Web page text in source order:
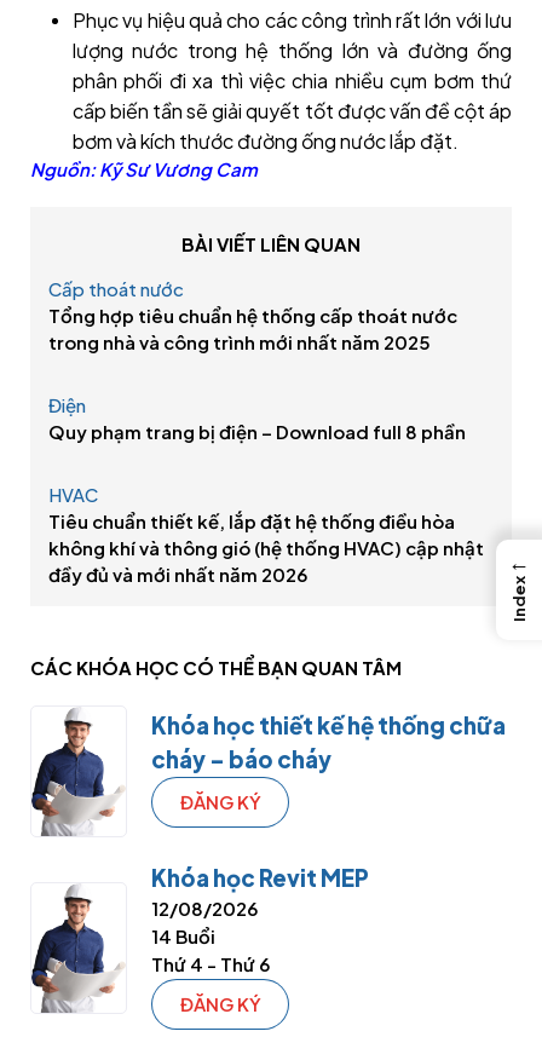
Phục vụ hiệu quả cho các công trình rất lớn với lưu
lượng nước trong hệ thống lớn và đường ống
phân phối đi xa thì việc chia nhiều cụm bơm thứ
cấp biến tần sẽ giải quyết tốt được vấn đề cột áp
bơm và kích thước đường ống nước lắp đặt.
Nguồn: Kỹ Sư Vương Cam
CÁC KHÓA HỌC CÓ THỂ BẠN QUAN TÂM
Khóa học thiết kế hệ thống chữa
cháy – báo cháy
ĐĂNG KÝ
Khóa học Revit MEP
12/08/2026
14 Buổi
Thứ 4 - Thứ 6
ĐĂNG KÝ
BÀI VIẾT LIÊN QUAN
Cấp thoát nước
Tổng hợp tiêu chuẩn hệ thống cấp thoát nước
trong nhà và công trình mới nhất năm 2025
Điện
Quy phạm trang bị điện – Download full 8 phần
HVAC
Tiêu chuẩn thiết kế, lắp đặt hệ thống điều hòa
không khí và thông gió (hệ thống HVAC) cập nhật
đầy đủ và mới nhất năm 2026
←
Index